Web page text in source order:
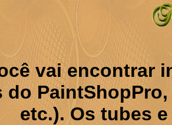
vai encontrar
do
etc.). Os tubes